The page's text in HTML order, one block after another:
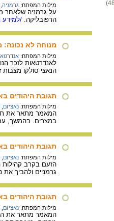
מילות המפתח: גרמניה
על גרמניה שלאחר
הרפובליקה. /
מנוחה לא
מילות המפתח:
לאנדרטאות לזכר
הנאצי סולקו מצבות
תגובת היהודים
מילות המפתח: נאציזם
במצרים. בהמשך,
תגובת היהודים
מילות המפתח: נאציזם
גרמניים ולהביך את
תגובת היהודים
מילות המפתח: נאציזם